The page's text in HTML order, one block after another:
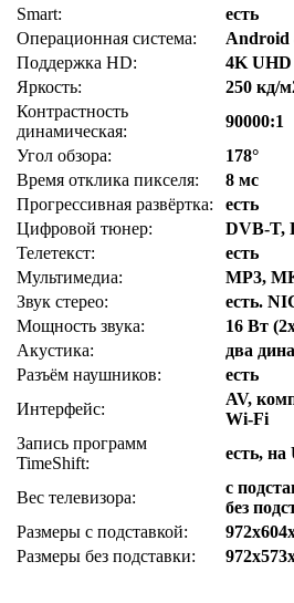
Smart:
есть
Операционная система:
Android
Поддержка HD:
4K UHD
Яркость:
250 кд/
Контрастность
динамическая:
90000:1
Угол обзора:
178°
Время отклика пикселя:
8 мс
Прогрессивная развёртка:
есть
Цифровой тюнер:
DVB-T,
Телетекст:
есть
Мультимедиа:
MP3,
Звук стерео:
есть.
Мощность звука:
16 Вт
Акустика:
два
Разъём наушников:
есть
Интерфейс:
AV,
Wi-Fi
Запись программ
TimeShift:
есть, на
Вес телевизора:
с
без
Размеры с подставкой:
Размеры без подставки: